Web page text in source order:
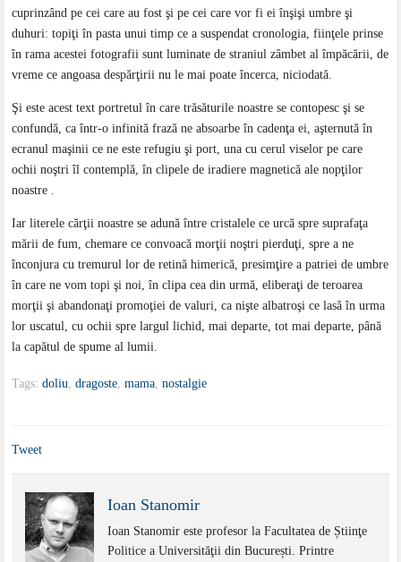
cuprinzând pe cei care au fost şi pe cei care vor fi ei înşişi umbre şi
duhuri: topiţi în pasta unui timp ce a suspendat cronologia, fiinţele prinse
în rama acestei fotografii sunt luminate de straniul zâmbet al împăcării, de
vreme ce angoasa despărţirii nu le mai poate încerca, niciodată.
Şi este acest text portretul în care trăsăturile noastre se contopesc şi se
confundă, ca într-o infinită frază ne absoarbe în cadenţa ei, aşternută în
ecranul maşinii ce ne este refugiu şi port, una cu cerul viselor pe care
ochii noştri îl contemplă, în clipele de iradiere magnetică ale nopţilor
noastre .
Iar literele cărţii noastre se adună între cristalele ce urcă spre suprafaţa
mării de fum, chemare ce convoacă morţii noştri pierduţi, spre a ne
înconjura cu tremurul lor de retină himerică, presimţire a patriei de umbre
în care ne vom topi şi noi, în clipa cea din urmă, eliberaţi de teroarea
morţii şi abandonaţi promoţiei de valuri, ca nişte albatroşi ce lasă în urma
lor uscatul, cu ochii spre largul lichid, mai departe, tot mai departe, până
la capătul de spume al lumii.
Tags:doliu ,dragoste ,mama ,nostalgie
Tweet
Ioan Stanomir
Ioan Stanomir este profesor la Facultatea de Știinţe
Politice a Universităţii din București. Printre